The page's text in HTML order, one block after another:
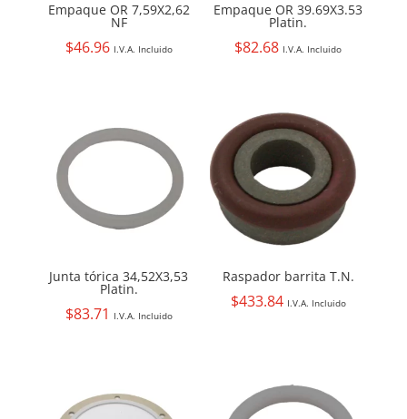
Empaque OR 7,59X2,62
NF
$46.96 I.V.A. Incluido
Empaque OR 39.69X3.53
Platin.
$82.68 I.V.A. Incluido
Junta tórica 34,52X3,53
Platin.
$83.71 I.V.A. Incluido
Raspador barrita T.N.
$433.84 I.V.A. Incluido